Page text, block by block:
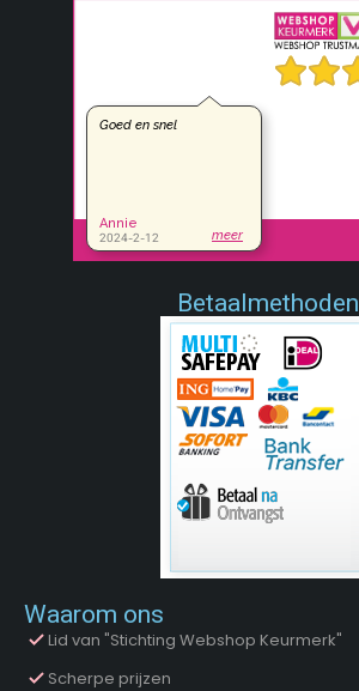
Betaalmethoden
Waarom ons
Lid van "Stichting Webshop Keurmerk"
Scherpe prijzen